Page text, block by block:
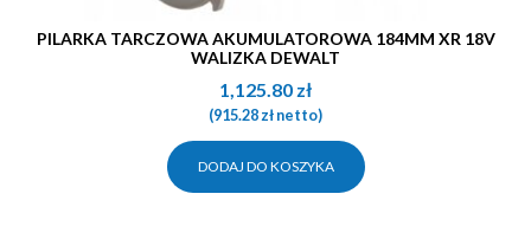
PILARKA TARCZOWA AKUMULATOROWA 184MM XR 18V
WALIZKA DEWALT
1,125.80 zł
(915.28złnetto)
DODAJ DO KOSZYKA